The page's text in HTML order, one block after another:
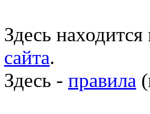
Здесь находится
сайта.
Здесь - правила